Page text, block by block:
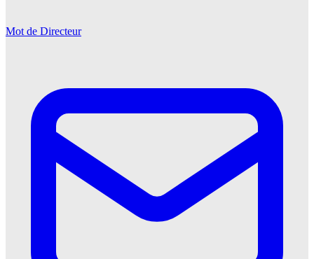
Mot de Directeur